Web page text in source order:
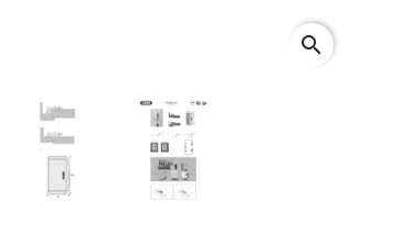
search